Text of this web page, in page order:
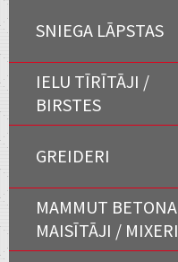
SNIEGA LĀPSTAS
IELU TĪRĪTĀJI /
BIRSTES
GREIDERI
MAMMUT BETONA
MAISĪTĀJI / MIXERI